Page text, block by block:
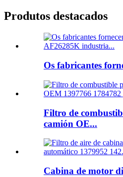
Produtos destacados
Os fabricantes
Filtro de
camión OE...
Cabina de motor